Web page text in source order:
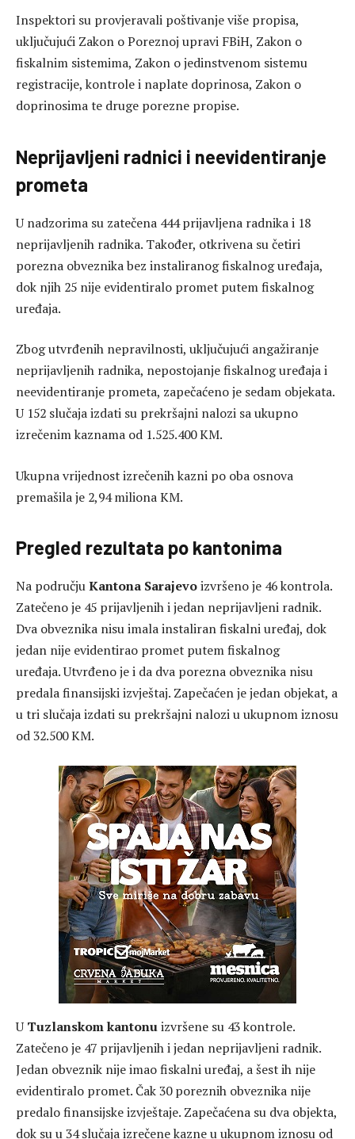
Kontrole su obavljene kod poreznih obveznika koji se
ugostiteljstvom, građevinarstvom, pekarstvom i drugim
djelatnostima. Poseban fokus bio je i na pravnim licima
koja nisu predala finansijske izvještaje za 2025. godinu,
čime su prekršila odredbe Zakona o računovodstvu i
reviziji u Federaciji BiH.
Tokom kontrola utvrđeno je da 125 poreznih obveznika
nije predalo finansijske izvještaje, zbog čega su izdati
prekršajni nalozi sa ukupnim novčanim kaznama od
1.423.700 KM.
Inspektori su provjeravali poštivanje više propisa,
uključujući Zakon o Poreznoj upravi FBiH, Zakon o
fiskalnim sistemima, Zakon o jedinstvenom sistemu
registracije, kontrole i naplate doprinosa, Zakon o
doprinosima te druge porezne propise.
prometa
U nadzorima su zatečena 444 prijavljena radnika i 18
neprijavljenih radnika. Također, otkrivena su četiri
porezna obveznika bez instaliranog fiskalnog uređaja,
dok njih 25 nije evidentiralo promet putem fiskalnog
uređaja.
Zbog utvrđenih nepravilnosti, uključujući angažiranje
neprijavljenih radnika, nepostojanje fiskalnog uređaja i
neevidentiranje prometa, zapečaćeno je sedam objekata.